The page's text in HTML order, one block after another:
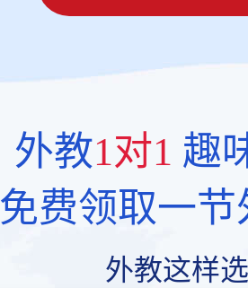
外教1对1 趣
免费领取一节
外教这样选